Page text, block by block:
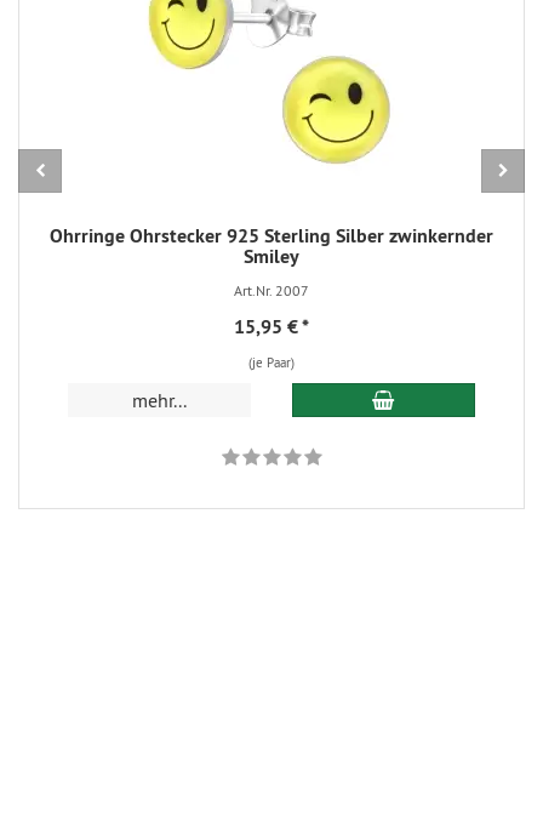
Ohrringe Ohrstecker 925 Sterling Silber zwinkernder
Smiley
Art.Nr. 2007
15,95 €*
(je Paar)
mehr... In den Warenkorb